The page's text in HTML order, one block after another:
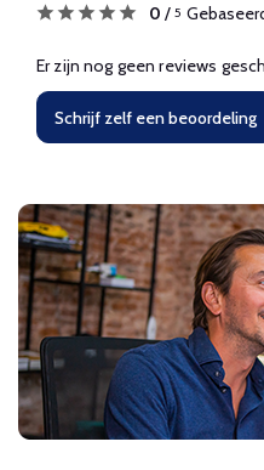
0 / 5
Er zijn nog geen reviews
Schrijf zelf een beoordeling